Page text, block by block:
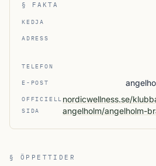
§ FAKTA
KEDJA
ADRESS
TELEFON
E-POST
OFFICIELL
SIDA
nordicwellness.se/
angelholm/angelholm-
§ ÖPPETTIDER